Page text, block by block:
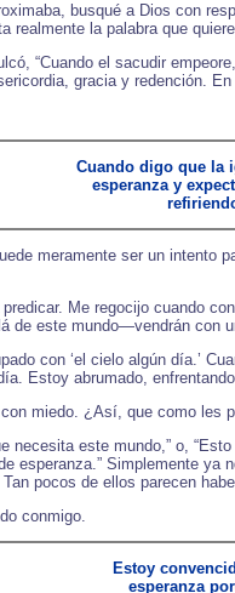
busqué a Dios con
la palabra que
“Cuando el sacudir
gracia y redención.
Cuando digo que la
esperanza y
meramente ser un
Me regocijo cuando
este mundo—vendrán con
con ‘el cielo algún día.’
Estoy abrumado,
miedo. ¿Así, que como les
necesita este mundo,” o,
esperanza.” Simplemente
pocos de ellos parecen
conmigo.
Estoy
esperanza